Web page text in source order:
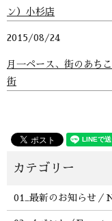
ン）小杉店
2015/08/24
月一ペース、街のあち
街
01_最新のお知らせ